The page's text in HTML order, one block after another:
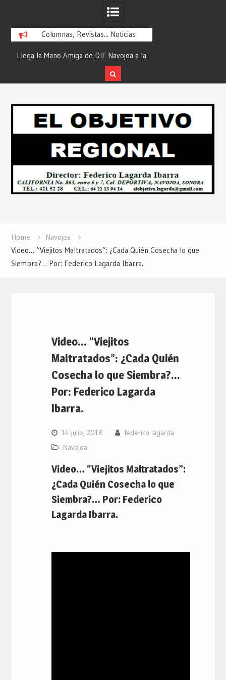
Columnas, Revistas... Noticias
Llega la Mano Amiga de DIF Navojoa a la
Ampliación Beltrones con la Feria de
Servicios… Desde: Redacción “El
Redacción “El
Home
Navojoa
Video… “Viejitos Maltratados”: ¿Cada Quién Cosecha lo que
Siembra?… Por: Federico Lagarda Ibarra.
Video… “Viejitos
Maltratados”: ¿Cada Quién
Cosecha lo que Siembra?…
Por: Federico Lagarda
Ibarra.
14 julio, 2018
federico lagarda
Navojoa
Video… “Viejitos Maltratados”:
¿Cada Quién Cosecha lo que
Siembra?… Por: Federico
Lagarda Ibarra.